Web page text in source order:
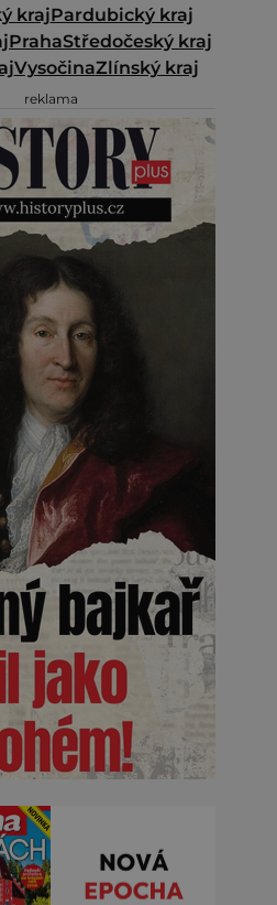
krajPardubický kraj
PrahaStředočeský kraj
VysočinaZlínský kraj
reklama